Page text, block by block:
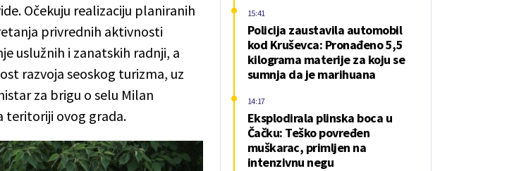
Očekuju realizaciju planiranih
privrednih aktivnosti
uslužnih i zanatskih radnji, a
razvoja seoskog turizma, uz
za brigu o selu Milan
teritoriji ovog grada.
Policija zaustavila automobil
kod Kruševca: Pronađeno 5,5
kilograma materije za koju se
sumnja da je marihuana
15:41
Eksplodirala plinska boca u
Čačku: Teško povređen
muškarac, primljen na
intenzivnu negu
14:17